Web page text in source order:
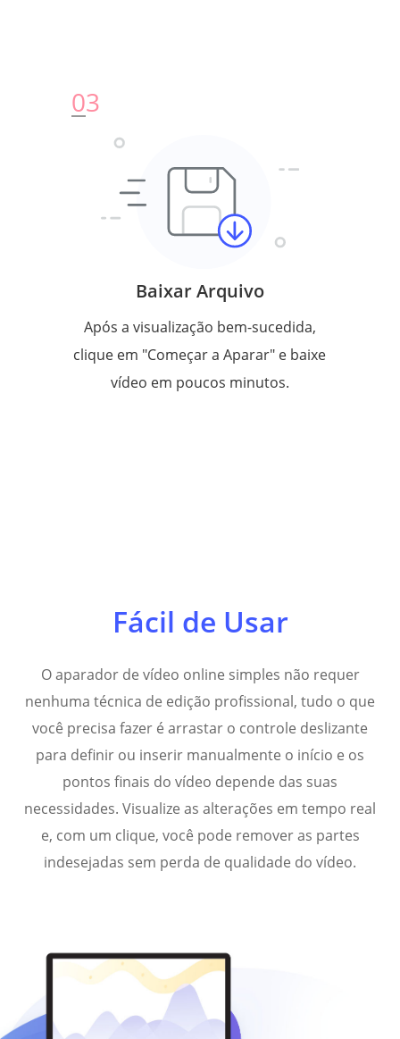
03
Baixar Arquivo
Após a visualização bem-sucedida,
clique em "Começar a Aparar" e baixe
vídeo em poucos minutos.
Fácil de Usar
O aparador de vídeo online simples não requer
nenhuma técnica de edição profissional, tudo o que
você precisa fazer é arrastar o controle deslizante
para definir ou inserir manualmente o início e os
pontos finais do vídeo depende das suas
necessidades. Visualize as alterações em tempo real
e, com um clique, você pode remover as partes
indesejadas sem perda de qualidade do vídeo.